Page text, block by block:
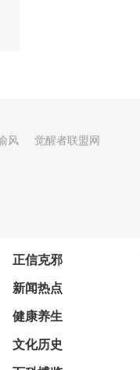
风 觉醒者联盟网
正信克邪
新闻热点
健康养生
文化历史